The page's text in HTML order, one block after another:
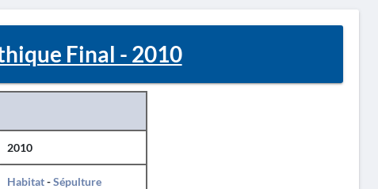
Final - 2010
2010
Habitat-Sépulture